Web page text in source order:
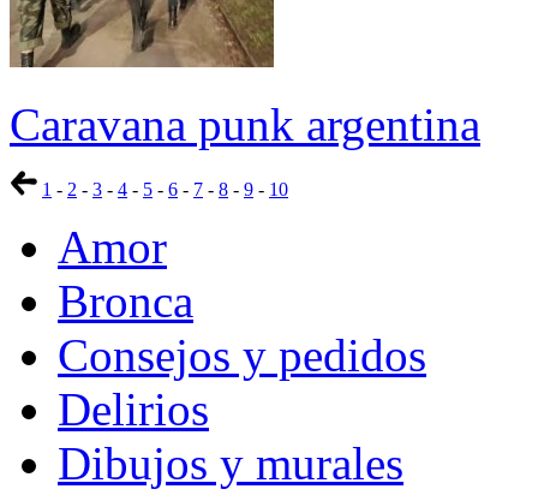
Caravana punk argentina
1 - 2 - 3 - 4 - 5 - 6 - 7 - 8 - 9 - 10
Amor
Bronca
Consejos y pedidos
Delirios
Dibujos y murales